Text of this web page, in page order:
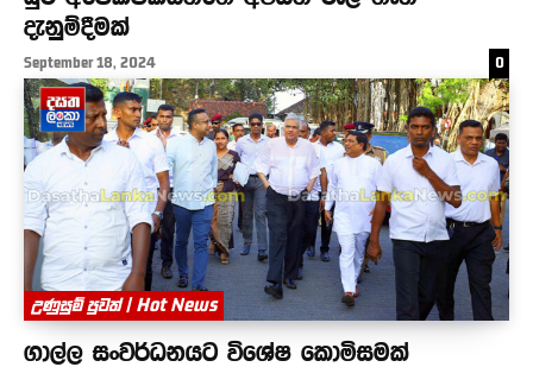
දැනුම්දීමක්
September 18, 2024 0
උණුසුම් පුවත් | Hot News
ගාල්ල සංවර්ධනයට විශේෂ කොමිසමක්